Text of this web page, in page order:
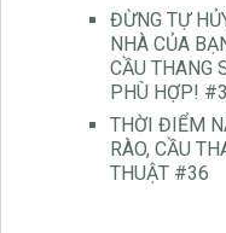
ĐỪNG TỰ
NHÀ CỦA
CẦU THANG
PHÙ HỢP!
THỜI ĐIỂM
RÀO, CẦU
THUẬT #36